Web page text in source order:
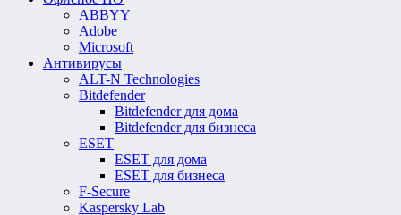
ABBYY
Adobe
Microsoft
Антивирусы
ALT-N Technologies
Bitdefender
Bitdefender для дома
Bitdefender для бизнеса
ESET
ESET для дома
ESET для бизнеса
F-Secure
Kaspersky Lab